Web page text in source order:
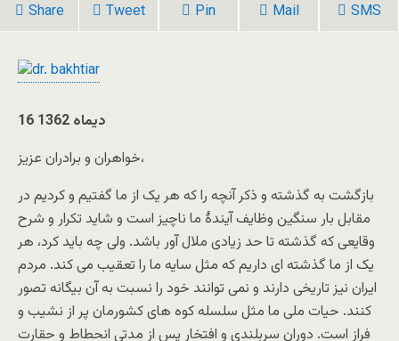
Share Tweet Pin Mail SMS
16 دیماه 1362
خواهران و برادران عزیز،
بازگشت به گذشته و ذکر آنچه را که هر یک از ما گفتیم و کردیم در
مقابل بار سنگین وظایف آیندۀ ما ناچیز است و شاید تکرار و شرح
وقایعی که گذشته تا حد زیادی ملال آور باشد. ولی چه باید کرد، هر
یک از ما گذشته ای داریم که مثل سایه ما را تعقیب می کند. مردم
ایران نیز تاریخی دارند و نمی توانند خود را نسبت به آن بیگانه تصور
کنند. حیات ملی ما مثل سلسله کوه های کشورمان پر از نشیب و
فراز است. دوران سربلندی و افتخار پس از مدتی انحطاط و حقارت